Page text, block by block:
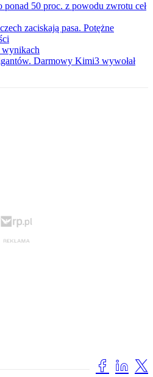
ponad 50 proc. z powodu zwrotu ceł
zaciskają pasa. Potężne
wynikach
Darmowy Kimi3 wywołał